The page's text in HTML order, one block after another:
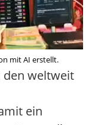
mit AI erstellt.
den weltweit
ein